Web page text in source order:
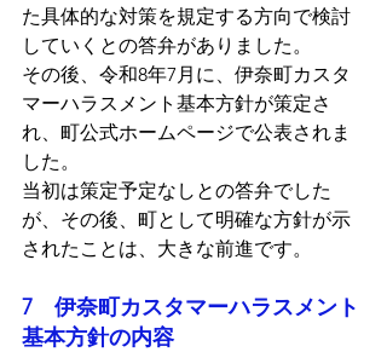
た具体的な対策を規定する方向で検討
していくとの答弁がありました。
その後、令和8年7月に、伊奈町カスタ
マーハラスメント基本方針が策定さ
れ、町公式ホームページで公表されま
した。
当初は策定予定なしとの答弁でした
が、その後、町として明確な方針が示
されたことは、大きな前進です。
7　伊奈町カスタマーハラスメント
基本方針の内容